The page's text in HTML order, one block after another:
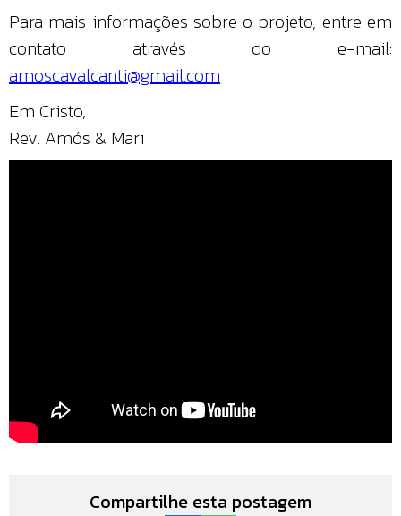
Para mais informações sobre o projeto, entre em
contato através do e-mail:
amoscavalcanti@gmail.com
Em Cristo,
Rev. Amós & Mari
Compartilhe esta postagem